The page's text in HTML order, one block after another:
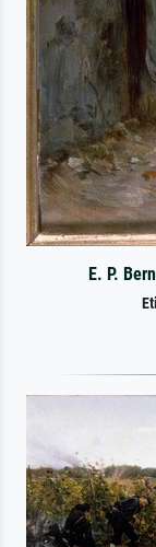
E. P.